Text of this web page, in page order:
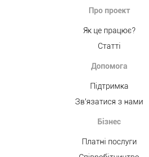
Про проект
Як це працює?
Статті
Допомога
Підтримка
Зв'язатися з нами
Бізнес
Платні послуги